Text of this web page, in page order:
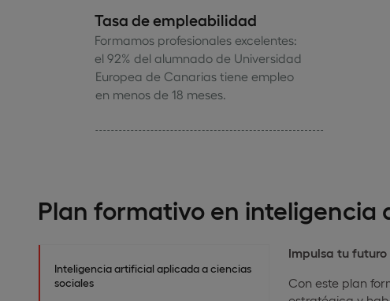
Tasa de empleabilidad
Formamos profesionales excelentes:
el 92% del alumnado de Universidad
Europea de Canarias tiene empleo
en menos de 18 meses.
Plan formativo en inteligencia
Inteligencia artificial aplicada a ciencias
sociales
Impulsa tu
Con este plan